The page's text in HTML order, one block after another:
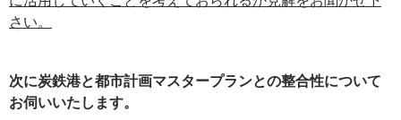
さい。
次に炭鉄港と都市計画マスタープランとの整合性について
お伺いいたします。